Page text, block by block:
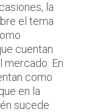
la
el tema
cuentan
mercado. En
como
en la
sucede